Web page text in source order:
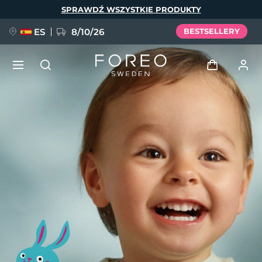
SPRAWDŹ WSZYSTKIE PRODUKTY
ES 8/10/26 BESTSELLERY
Zaloguj
Profil użytkownika
Moje urządzenia
Moje zamówienia
Moje adresy
Moje subskrypcje
FAQ™ Pure Beauty-Tech Elixir
BREAKING NEWS
issa™ Teeth Whitening Set
Deutsch
Español
Italiano
Português
Svenska
Русский
Türkçe
简体中文 繁體中文